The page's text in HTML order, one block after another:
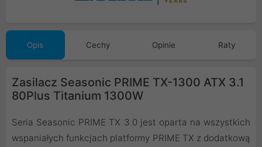
Opis Cechy Opinie Raty
Zasilacz Seasonic PRIME TX-1300 ATX 3.1
80Plus Titanium 1300W
Seria Seasonic PRIME TX 3.0 jest oparta na wszystkich
wspaniałych funkcjach platformy PRIME TX z dodatkową